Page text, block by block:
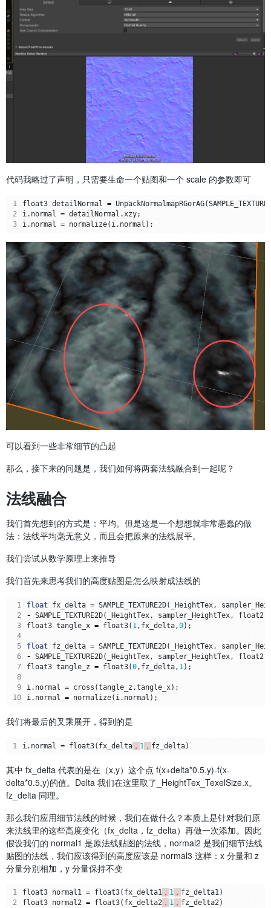
代码我略过了声明，只需要生命一个贴图和一个 scale 的参数即可
1 float3 detailNormal = UnpackNormalmapRGorAG(
2
i . normal = detailNormal . xzy;
3
i . normal = normalize( i . normal );
可以看到一些非常细节的凸起
那么，接下来的问题是，我们如何将两套法线融合到一起呢？
法线融合
我们首先想到的方式是：平均。但是这是一个想想就非常愚蠢的做
法：法线平均毫无意义，而且会把原来的法线展平。
我们尝试从数学原理上来推导
我们首先来思考我们的高度贴图是怎么映射成法线的
1 float fx_delta = SAMPLE_TEXTURE2D( _HeightTex ,
2
- SAMPLE_TEXTURE2D( _HeightTex , sampler_HeightTex , float2
3
float3 tangle_x = float3( 1 , fx_delta ,0);
4
5
float fz_delta = SAMPLE_TEXTURE2D( _HeightTex ,
6
- SAMPLE_TEXTURE2D( _HeightTex , sampler_HeightTex , float2
7
float3 tangle_z = float3(0 , fz_delta , 1 );
8
9
i . normal = cross (tangle_z ,tangle_x);
10
i . normal = normalize( i . normal );
我们将最后的叉乘展开，得到的是
1 i . normal = float3( fx_delta ， 1 ， fz_delta)
其中 fx_delta 代表的是在（x,y）这个点 f(x+delta*0.5,y)-f(x-
delta*0.5,y)的值。Delta 我们在这里取了_HeightTex_TexelSize.x。
fz_delta 同理。
那么我们应用细节法线的时候，我们在做什么？本质上是针对我们原
来法线里的这些高度变化（fx_delta，fz_delta）再做一次添加。因此
假设我们的 normal1 是原法线贴图的法线，normal2 是我们细节法线
贴图的法线，我们应该得到的高度应该是 normal3 这样：x 分量和 z
分量分别相加，y 分量保持不变
1 float3 normal1 = float3( fx_delta1 ， 1 ， fz_delta1)
2
float3 normal2 = float3( fx_delta2 ， 1 ， fz_delta2)